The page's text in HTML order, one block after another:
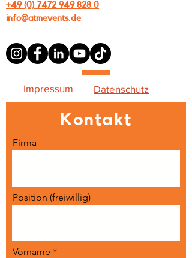
+49 (0) 7472 949 828 0
info@atmevents.de
Impressum Datenschutz
Kontakt
Firma
Position (freiwillig)
Vorname